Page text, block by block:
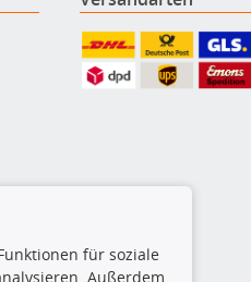
für soziale
Außerdem